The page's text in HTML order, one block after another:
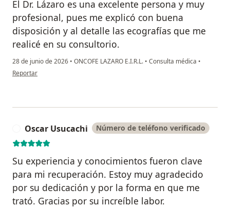
El Dr. Lázaro es una excelente persona y muy
profesional, pues me explicó con buena
disposición y al detalle las ecografías que me
realicé en su consultorio.
28 de junio de 2026 • ONCOFE LAZARO E.I.R.L. • Consulta médica •
en opinión del usuario Elena B.
Reportar
Oscar Usucachi Número de teléfono verificado
Su experiencia y conocimientos fueron clave
para mi recuperación. Estoy muy agradecido
por su dedicación y por la forma en que me
trató. Gracias por su increíble labor.